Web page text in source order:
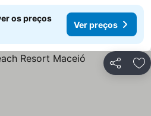
os preços
Ver preços
Partilhar